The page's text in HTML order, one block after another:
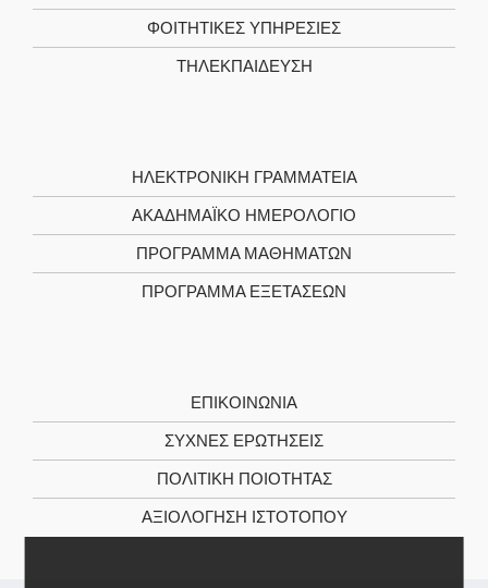
ΦΟΙΤΗΤΙΚΈΣ ΥΠΗΡΕΣΊΕΣ
ΤΗΛΕΚΠΑΊΔΕΥΣΗ
ΗΛΕΚΤΡΟΝΙΚΉ ΓΡΑΜΜΑΤΕΊΑ
ΑΚΑΔΗΜΑΪΚΌ ΗΜΕΡΟΛΌΓΙΟ
ΠΡΌΓΡΑΜΜΑ ΜΑΘΗΜΆΤΩΝ
ΠΡΌΓΡΑΜΜΑ ΕΞΕΤΆΣΕΩΝ
ΕΠΙΚΟΙΝΩΝΊΑ
ΣΥΧΝΕΣ ΕΡΩΤΗΣΕΙΣ
ΠΟΛΙΤΙΚΉ ΠΟΙΌΤΗΤΑΣ
ΑΞΙΟΛΌΓΗΣΗ ΙΣΤΌΤΟΠΟΥ